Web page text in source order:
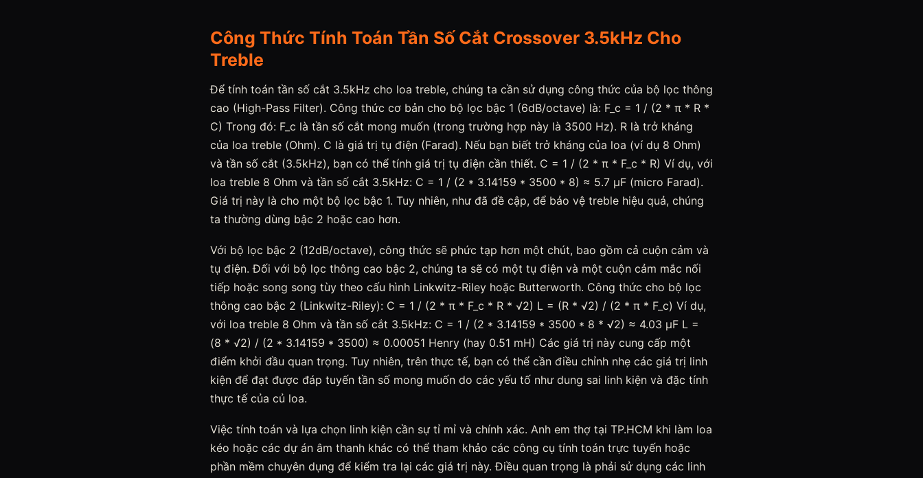
Công Thức Tính Toán Tần Số Cắt Crossover 3.5kHz Cho
Treble
Để tính toán tần số cắt 3.5kHz cho loa treble, chúng ta cần sử dụng công thức của bộ lọc thông
cao (High-Pass Filter). Công thức cơ bản cho bộ lọc bậc 1 (6dB/octave) là: F_c = 1 / (2 * π * R *
C) Trong đó: F_c là tần số cắt mong muốn (trong trường hợp này là 3500 Hz). R là trở kháng
của loa treble (Ohm). C là giá trị tụ điện (Farad). Nếu bạn biết trở kháng của loa (ví dụ 8 Ohm)
và tần số cắt (3.5kHz), bạn có thể tính giá trị tụ điện cần thiết. C = 1 / (2 * π * F_c * R) Ví dụ, với
loa treble 8 Ohm và tần số cắt 3.5kHz: C = 1 / (2 * 3.14159 * 3500 * 8) ≈ 5.7 µF (micro Farad).
Giá trị này là cho một bộ lọc bậc 1. Tuy nhiên, như đã đề cập, để bảo vệ treble hiệu quả, chúng
ta thường dùng bậc 2 hoặc cao hơn.
Với bộ lọc bậc 2 (12dB/octave), công thức sẽ phức tạp hơn một chút, bao gồm cả cuộn cảm và
tụ điện. Đối với bộ lọc thông cao bậc 2, chúng ta sẽ có một tụ điện và một cuộn cảm mắc nối
tiếp hoặc song song tùy theo cấu hình Linkwitz-Riley hoặc Butterworth. Công thức cho bộ lọc
thông cao bậc 2 (Linkwitz-Riley): C = 1 / (2 * π * F_c * R * √2) L = (R * √2) / (2 * π * F_c) Ví dụ,
với loa treble 8 Ohm và tần số cắt 3.5kHz: C = 1 / (2 * 3.14159 * 3500 * 8 * √2) ≈ 4.03 µF L =
(8 * √2) / (2 * 3.14159 * 3500) ≈ 0.00051 Henry (hay 0.51 mH) Các giá trị này cung cấp một
điểm khởi đầu quan trọng. Tuy nhiên, trên thực tế, bạn có thể cần điều chỉnh nhẹ các giá trị linh
kiện để đạt được đáp tuyến tần số mong muốn do các yếu tố như dung sai linh kiện và đặc tính
thực tế của củ loa.
Việc tính toán và lựa chọn linh kiện cần sự tỉ mỉ và chính xác. Anh em thợ tại TP.HCM khi làm loa
kéo hoặc các dự án âm thanh khác có thể tham khảo các công cụ tính toán trực tuyến hoặc
phần mềm chuyên dụng để kiểm tra lại các giá trị này. Điều quan trọng là phải sử dụng các linh